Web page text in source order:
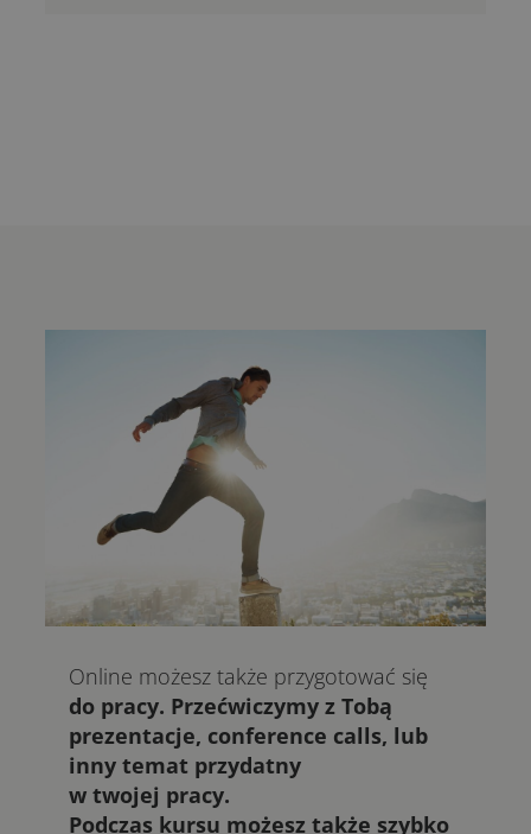
Online możesz także przygotować się
do pracy. Przećwiczymy z Tobą
prezentacje, conference calls, lub
inny temat przydatny
w twojej pracy.
Podczas kursu możesz także szybko